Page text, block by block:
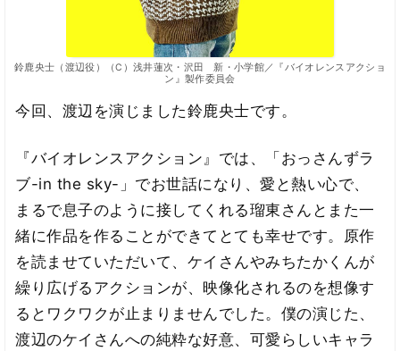
鈴鹿央士（渡辺役）（C）浅井蓮次・沢田 新・小学館／『バイオレンスアクショ
ン』製作委員会
今回、渡辺を演じました鈴鹿央士です。
『バイオレンスアクション』では、「おっさんずラ
ブ-in the sky-」でお世話になり、愛と熱い心で、
まるで息子のように接してくれる瑠東さんとまた一
緒に作品を作ることができてとても幸せです。原作
を読ませていただいて、ケイさんやみちたかくんが
繰り広げるアクションが、映像化されるのを想像す
るとワクワクが止まりませんでした。僕の演じた、
渡辺のケイさんへの純粋な好意、可愛らしいキャラ